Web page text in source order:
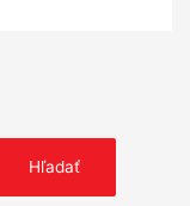
Hľadať